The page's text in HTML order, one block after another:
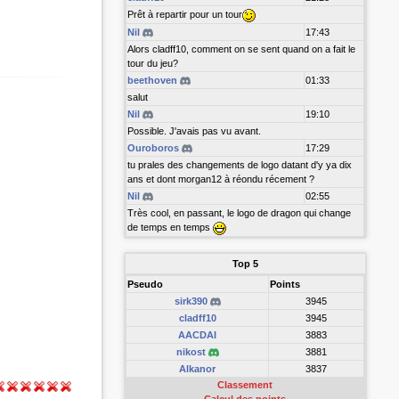
Prêt à repartir pour un tour
Nil
17:43
Alors cladff10, comment on se sent quand on a fait le
tour du jeu?
beethoven
01:33
salut
Nil
19:10
Possible. J'avais pas vu avant.
Ouroboros
17:29
tu prales des changements de logo datant d'y ya dix
ans et dont morgan12 à réondu récement ?
Nil
02:55
Très cool, en passant, le logo de dragon qui change
de temps en temps
Top 5
Pseudo
Points
sirk390
3945
cladff10
3945
AACDAI
3883
nikost
3881
Alkanor
3837
Classement